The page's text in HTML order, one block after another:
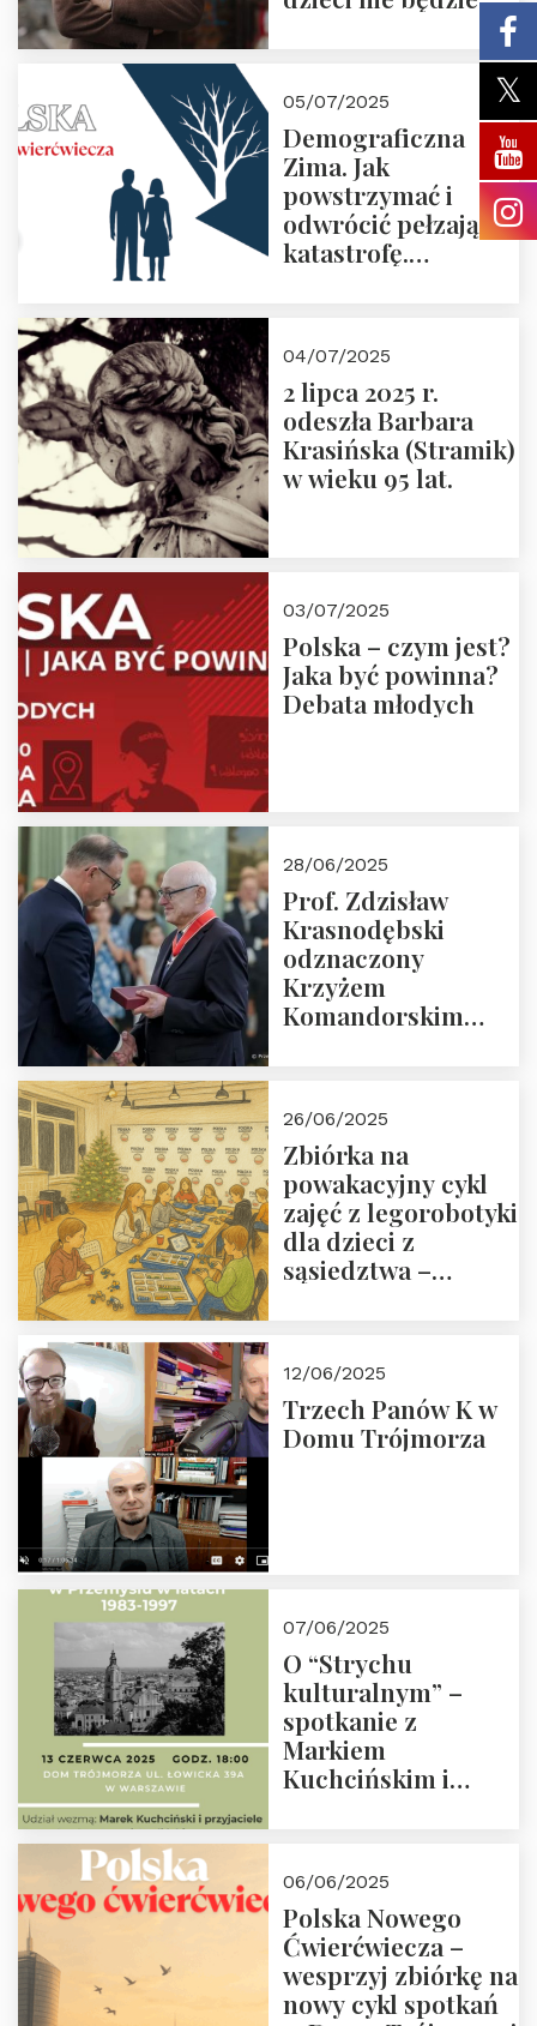
05/07/2025
Demograficzna
Zima. Jak
powstrzymać i
odwrócić pełzającą
katastrofę.
Nowego
Ćwierćwiecza”
04/07/2025
2 lipca 2025 r.
odeszła Barbara
Krasińska (Stramik)
w wieku 95 lat.
03/07/2025
Polska – czym jest?
Jaka być powinna?
Debata młodych
28/06/2025
Prof. Zdzisław
Krasnodębski
odznaczony
Krzyżem
Komandorskim
26/06/2025
Zbiórka na
powakacyjny cykl
zajęć z legorobotyki
dla dzieci z
sąsiedztwa –
Fundacji
12/06/2025
Trzech Panów K w
Domu Trójmorza
07/06/2025
O “Strychu
kulturalnym” –
spotkanie z
Markiem
Kuchcińskim i
18:00
06/06/2025
Polska Nowego
Ćwierćwiecza –
wesprzyj zbiórkę na
nowy cykl spotkań